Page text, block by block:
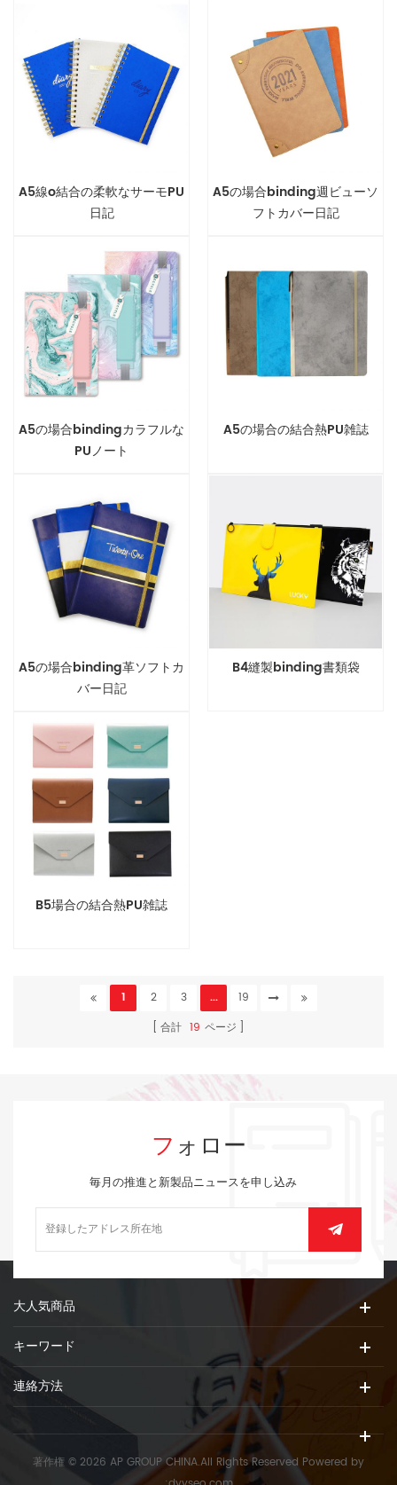
A5線o結合の柔軟なサーモPU
日記
A5の場合binding週ビューソ
フトカバー日記
A5の場合bindingカラフルな
PUノート
A5の場合の結合熱PU雑誌
A5の場合binding革ソフトカ
バー日記
B4縫製binding書類袋
B5場合の結合熱PU雑誌
1 2 3 ...
19
合計 19 ページ
フォロー
毎月の推進と新製品ニュースを申し込み
大人気商品
キーワード
連絡方法
著作権 © 2026 AP GROUP CHINA.All Rights Reserved Powered by